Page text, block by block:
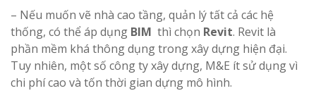
– Nếu muốn vẽ nhà cao tầng, quản lý tất cả các hệ
thống, có thể áp dụng BIM thì chọn Revit. Revit là
phần mềm khá thông dụng trong xây dựng hiện đại.
Tuy nhiên, một số công ty xây dựng, M&E ít sử dụng vì
chi phí cao và tốn thời gian dựng mô hình.